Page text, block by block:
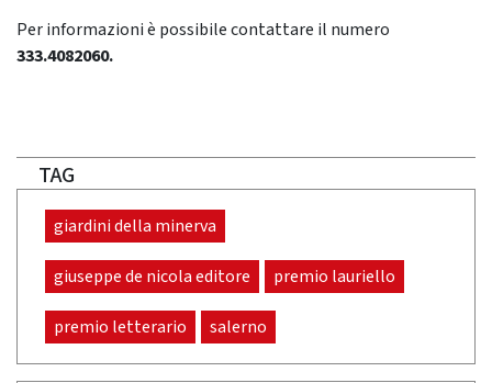
Per informazioni è possibile contattare il numero
333.4082060.
TAG
giardini della minerva
giuseppe de nicola editore premio lauriello
premio letterario salerno